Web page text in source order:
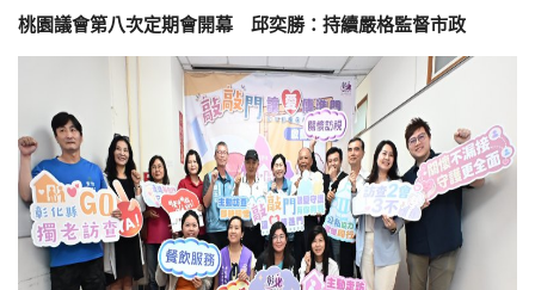
桃園議會第八次定期會開幕 邱奕勝：持續嚴格監督市政